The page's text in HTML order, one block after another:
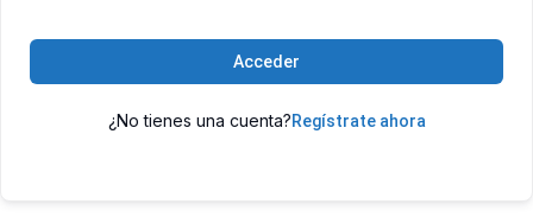
Acceder
¿No tienes una cuenta?Regístrate ahora